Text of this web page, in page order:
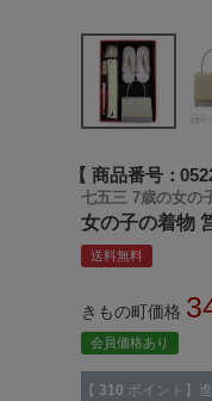
商品番号
七五三 7歳の女の
女の子の着物
送料無料
きもの町価格
会員価格あり
【 310 ポイント】